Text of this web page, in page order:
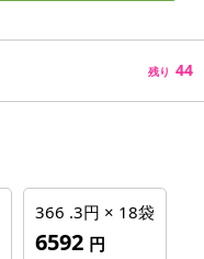
残り 44
366 .3円 × 18袋
6592 円